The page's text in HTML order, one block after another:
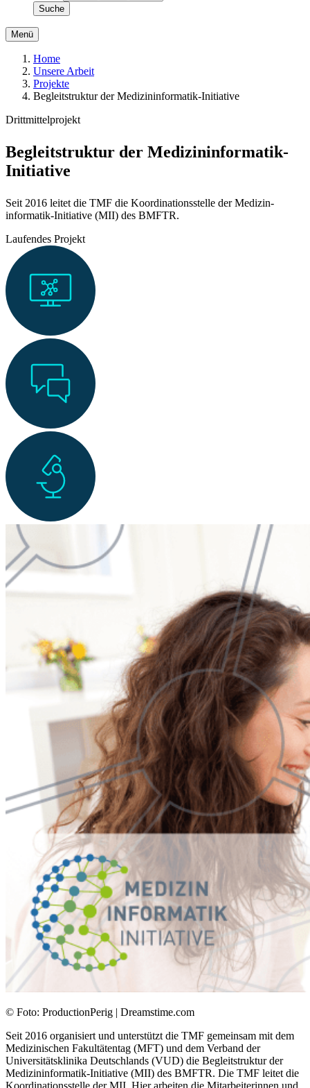
Menü
Home
Unsere Arbeit
Projekte
Begleitstruktur der Medizininformatik-Initiative
Drittmittelprojekt
Begleitstruktur der Medizininformatik-
Initiative
Seit 2016 leitet die TMF die Koordinations­stelle der Medizin­
informatik-Initiative (MII) des BMFTR.
Laufendes Projekt
© Foto: ProductionPerig | Dreamstime.com
Seit 2016 organisiert und unterstützt die TMF gemeinsam mit dem
Medizinischen Fakultätentag (MFT) und dem Verband der
Universitätsklinika Deutschlands (VUD) die Begleitstruktur der
Medizin­informatik-Initiative (MII) des BMFTR. Die TMF leitet die
Koordinationsstelle der MII. Hier arbeiten die Mitarbeiterinnen und